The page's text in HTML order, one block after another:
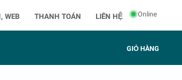
WEB THANH TOÁN LIÊN HỆ Online
GIỎ HÀNG